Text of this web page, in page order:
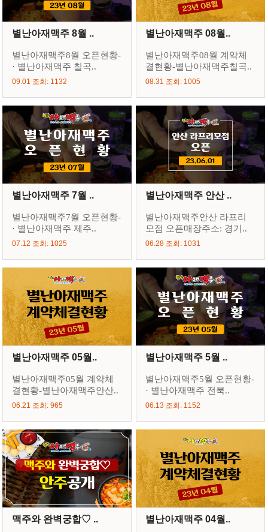
별난아재맥주 8월 ..
별난아재맥주8월 오픈현황-
· 별난아재맥주 칠곡..
09.01 조회: 1132
별난아재맥주 08월..
별난아재맥주08월 계약체
결현황-별난아재맥주칠곡..
08.31 조회: 1005
별난아재맥주 7월 ..
별난아재맥주7월 오픈현황-
· 별난아재맥주 제주..
07.12 조회: 1025
별난아재맥주 안산 ..
별난아재맥주안산 라프리
모점 오픈매장주소: 경기..
06.28 조회: 1031
별난아재맥주 05월..
별난아재맥주05월 계약체
결현황-별난아재맥주안산..
06.21 조회: 965
별난아재맥주 5월 ..
별난아재맥주5월 오픈현황-
· 별난아재맥주 전북..
06.13 조회: 1152
맥주와 완벽궁합♡ .. 별난아재맥주 04월..